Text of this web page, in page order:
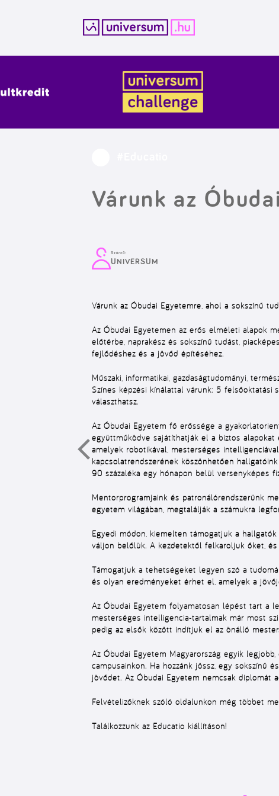
Várunk az
Szerző:
UNIVERSUM
Várunk az Óbudai Egyetemre, ahol a sokszínű
Az Óbudai Egyetemen az erős elméleti alapok
előtérbe, naprakész és sokszínű tudást,
fejlődéshez és a jövőd építéséhez.
Műszaki, informatikai, gazdaságtudományi,
Színes képzési kínálattal várunk: 5 felsőoktatási
választhatsz.
Az Óbudai Egyetem fő erőssége a
együttműködve sajátíthatják el a biztos alapokat
amelyek robotikával, mesterséges
kapcsolatrendszerének köszönhetően
90 százaléka egy hónapon belül versenyképes
Mentorprogramjaink és patronálórendszerünk
egyetem világában, megtalálják a számukra
Egyedi módon, kiemelten támogatjuk a
váljon belőlük. A kezdetektől felkaroljuk őket,
Támogatjuk a tehetségeket legyen szó a
és olyan eredményeket érhet el, amelyek a
Az Óbudai Egyetem folyamatosan lépést tart a
mesterséges intelligencia-tartalmak már most
pedig az elsők között indítjuk el az önálló
Az Óbudai Egyetem Magyarország egyik
campusainkon. Ha hozzánk jössz, egy sokszínű
jövődet. Az Óbudai Egyetem nemcsak diplomát
Felvételizőknek szóló oldalunkon még többet
Találkozzunk az Educatio kiállításon!